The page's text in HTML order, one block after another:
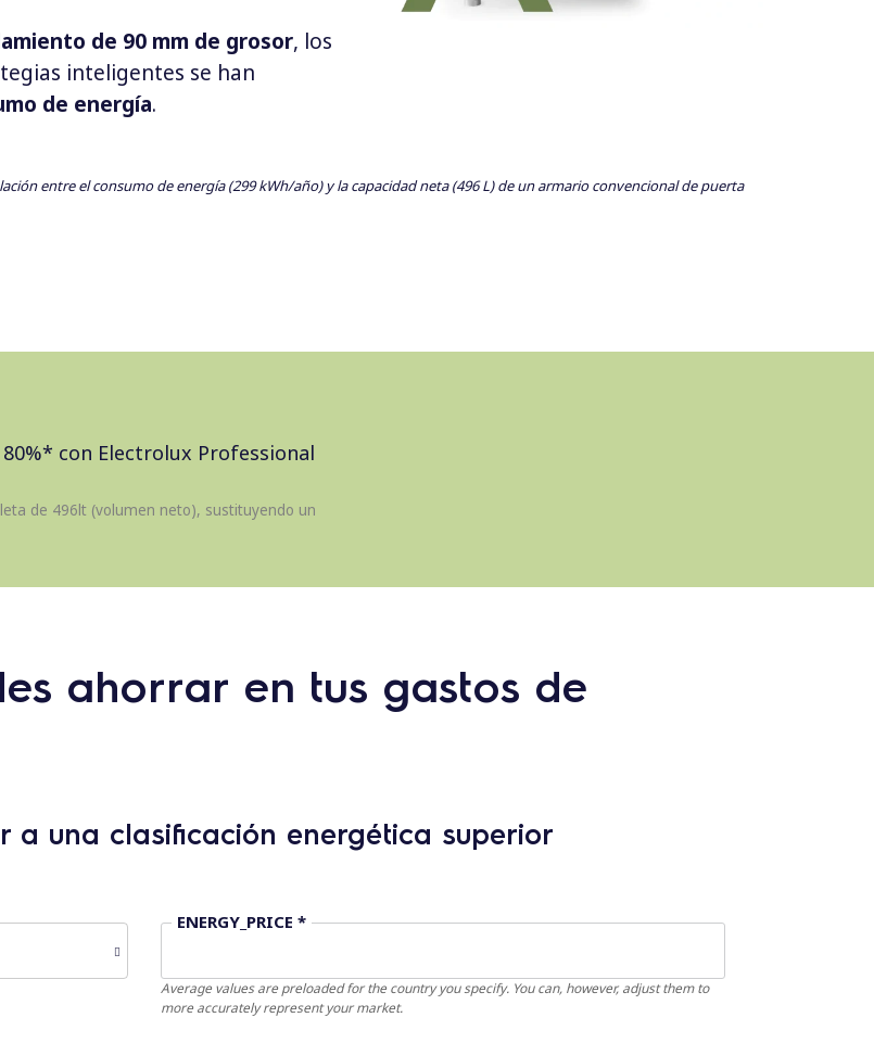
de 90 mm de grosor, los
inteligentes se han
de energía.
entre el consumo de energía (299 kWh/año) y la capacidad neta (496 L) de un armario convencional de puerta
con Electrolux Professional
de 496lt (volumen neto), sustituyendo un
ahorrar en tus gastos de
una clasificación energética superior
ENERGY_PRICE *
Average values ​​are preloaded for the country you specify. You can, however, adjust them to
more accurately represent your market.